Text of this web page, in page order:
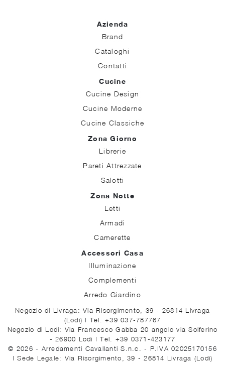
Azienda
Brand
Cataloghi
Contatti
Cucine
Cucine Design
Cucine Moderne
Cucine Classiche
Zona Giorno
Librerie
Pareti Attrezzate
Salotti
Zona Notte
Letti
Armadi
Camerette
Accessori Casa
Illuminazione
Complementi
Arredo Giardino
Negozio di Livraga: Via Risorgimento, 39 - 26814 Livraga
(Lodi) | Tel. +39 037-787767
Negozio di Lodi: Via Francesco Gabba 20 angolo via Solferino
- 26900 Lodi |Tel. +39 0371-423177
© 2026 - Arredamenti Cavallanti S.n.c. - P.IVA 02025170156
|Sede Legale: Via Risorgimento, 39 - 26814 Livraga (Lodi)